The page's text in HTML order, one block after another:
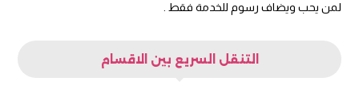
لمن يحب ويضاف رسوم للخدمة فقط .
التنقل السريع بين الاقسام